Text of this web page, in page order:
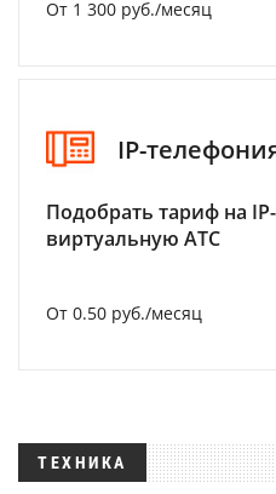
От 1 300 руб./месяц
IP-
Подобрать тариф на
виртуальную АТС
От 0.50 руб./месяц
ТЕХНИКА